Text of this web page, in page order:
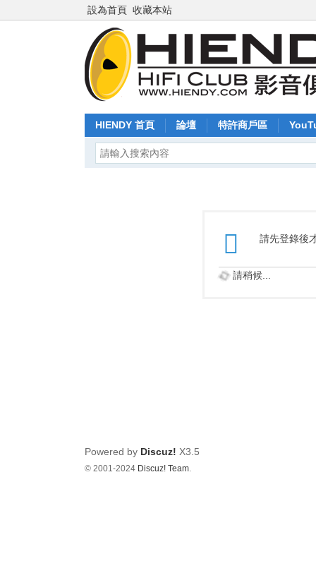
設為首頁 收藏本站
HIENDY 首頁 論壇 特許商戶區
請先登錄後
請稍候...
Powered by Discuz! X3.5
© 2001-2024 Discuz! Team.